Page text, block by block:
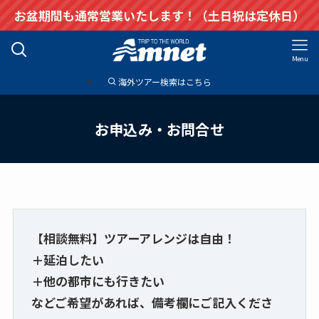
お盆期間も通常営業いたします！（土日祝は定休日）
Menu
海外ツアー検索はこちら
お申込み・お問合せ
【相談無料】ツアーアレンジは自由！
＋延泊したい
＋他の都市にも行きたい
などご希望があれば、備考欄にご記入くださ